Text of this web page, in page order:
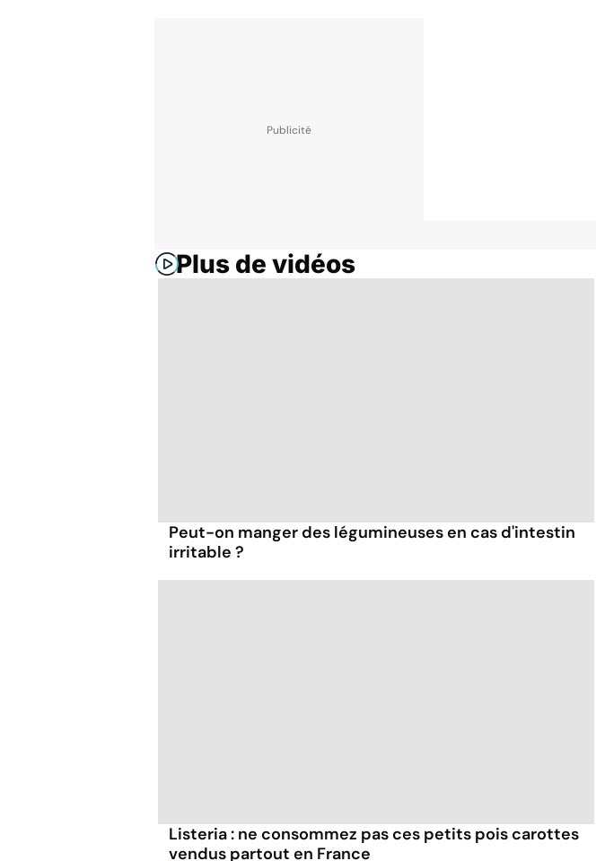
Plus de vidéos
Peut-on manger des légumineuses en cas d'intestin
irritable ?
Listeria : ne consommez pas ces petits pois carottes
vendus partout en France